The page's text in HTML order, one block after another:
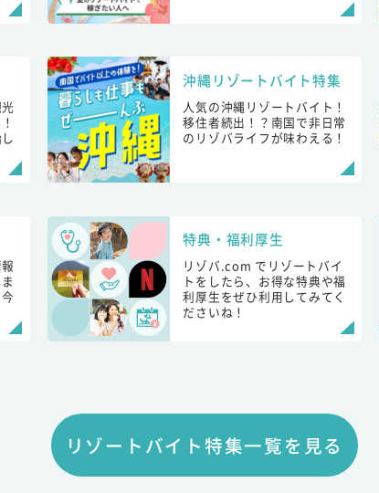
沖縄リゾートバイト特集
人気の沖縄リゾートバイト！
移住者続出！？南国で非日常
のリゾバライフが味わえる！
特典・福利厚生
リゾバ.com でリゾートバイ
トをしたら、お得な特典や福
利厚生をぜひ利用してみてく
ださいね！
リゾートバイト特集一覧を見る